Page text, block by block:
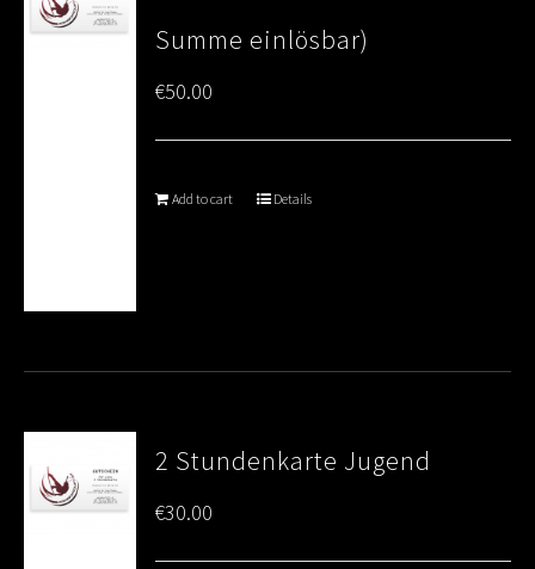
Summe einlösbar)
€50.00
Add to cart Details
2 Stundenkarte Jugend
€30.00